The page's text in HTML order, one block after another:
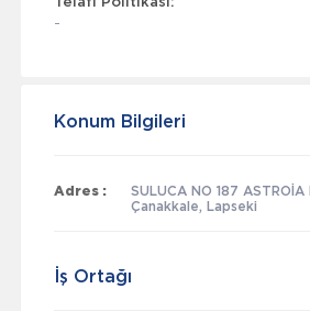
Telafi Politikası:
-
Konum Bilgileri
Adres :
SULUCA NO 187 ASTROİA
Çanakkale, Lapseki
İş Ortağı